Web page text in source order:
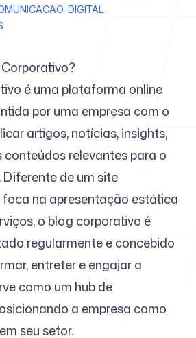
ajuda
Gratuitas
DIGITAL
é uma plataforma online
por uma empresa com o
artigos, notícias, insights,
relevantes para o
de um site
foca na apresentação estática
o blog corporativo é
regularmente e concebido
entreter e engajar a
como um hub de
a empresa como
seu setor.